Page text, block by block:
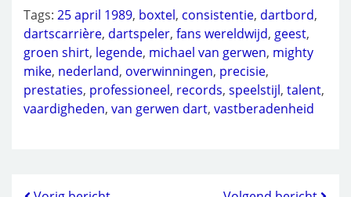
Tags: 25 april 1989, boxtel, consistentie, dartbord,
dartscarrière, dartspeler, fans wereldwijd, geest,
groen shirt, legende, michael van gerwen, mighty
mike, nederland, overwinningen, precisie,
prestaties, professioneel, records, speelstijl, talent,
vaardigheden, van gerwen dart, vastberadenheid